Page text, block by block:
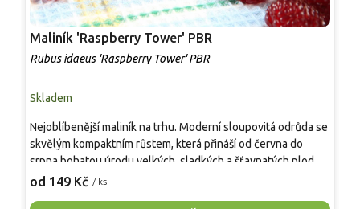
Maliník 'Raspberry Tower' PBR
Rubus idaeus 'Raspberry Tower' PBR
Skladem
od 149 Kč / ks
Nejoblíbenější maliník na trhu. Moderní sloupovitá odrůda se
skvělým kompaktním růstem, která přináší od června do
srpna bohatou úrodu velkých, sladkých a šťavnatých plodů.
Pevné vzpřímené výhony tvoří elegantní habitus bez